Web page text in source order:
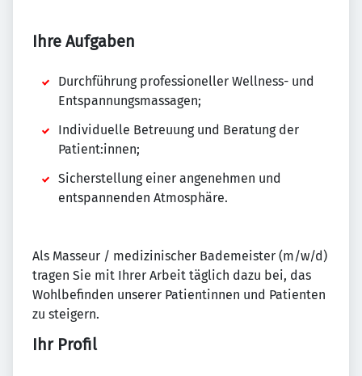
Ihre Aufgaben
Durchführung professioneller Wellness- und
Entspannungsmassagen;
Individuelle Betreuung und Beratung der
Patient:innen;
Sicherstellung einer angenehmen und
entspannenden Atmosphäre.
Als Masseur / medizinischer Bademeister (m/w/d)
tragen Sie mit Ihrer Arbeit täglich dazu bei, das
Wohlbefinden unserer Patientinnen und Patienten
zu steigern.
Ihr Profil